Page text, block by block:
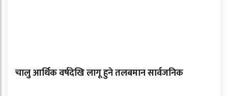
चालु आर्थिक वर्षदेखि लागू हुने तलबमान सार्वजनिक